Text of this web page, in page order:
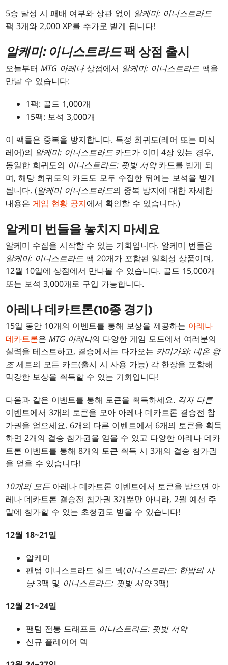
5승 달성 시 패배 여부와 상관 없이 알케미: 이니스트라드
팩 3개와 2,000 XP를 추가로 받게 됩니다!
알케미: 이니스트라드팩 상점 출시
오늘부터MTG 아레나상점에서 알케미: 이니스트라드팩을
만날 수 있습니다:
1팩: 골드 1,000개
15팩: 보석 3,000개
이 팩들은 중복을 방지합니다. 특정 희귀도(레어 또는 미식
레어)의 알케미: 이니스트라드 카드가 이미 4장 있는 경우,
동일한 희귀도의 이니스트라드: 핏빛 서약카드를 받게 되
며, 해당 희귀도의 카드도 모두 수집한 뒤에는 보석을 받게
됩니다. (알케미 이니스트라드의 중복 방지에 대한 자세한
내용은게임 현황 공지에서 확인할 수 있습니다.)
알케미 번들을 놓치지 마세요
알케미 수집을 시작할 수 있는 기회입니다. 알케미 번들은
알케미: 이니스트라드 팩 20개가 포함된 일회성 상품이며,
12월 10일에 상점에서 만나볼 수 있습니다. 골드 15,000개
또는 보석 3,000개로 구입 가능합니다.
아레나 데카트론(10종 경기)
15일 동안 10개의 이벤트를 통해 보상을 제공하는 아레나
데카트론은MTG 아레나의 다양한 게임 모드에서 여러분의
실력을 테스트하고, 결승에서는 다가오는 카미가와: 네온 왕
조 세트의 모든 카드(출시 시 사용 가능) 각 한장을 포함해
막강한 보상을 획득할 수 있는 기회입니다!
다음과 같은 이벤트를 통해 토큰을 획득하세요. 각자 다른
이벤트에서 3개의 토큰을 모아 아레나 데카트론 결승전 참
가권을 얻으세요. 6개의 다른 이벤트에서 6개의 토큰을 획득
하면 2개의 결승 참가권을 얻을 수 있고 다양한 아레나 데카
트론 이벤트를 통해 8개의 토큰 획득 시 3개의 결승 참가권
을 얻을 수 있습니다!
10개의 모든 아레나 데카트론 이벤트에서 토큰을 받으면 아
레나 데카트론 결승전 참가권 3개뿐만 아니라, 2월 예선 주
말에 참가할 수 있는 초청권도 받을 수 있습니다!
12월 18~21일
알케미
팬텀 이니스트라드 실드 덱(이니스트라드: 한밤의 사
냥3팩 및 이니스트라드: 핏빛 서약3팩)
12월 21~24일
팬텀 전통 드래프트 이니스트라드: 핏빛 서약
신규 플레이어 덱